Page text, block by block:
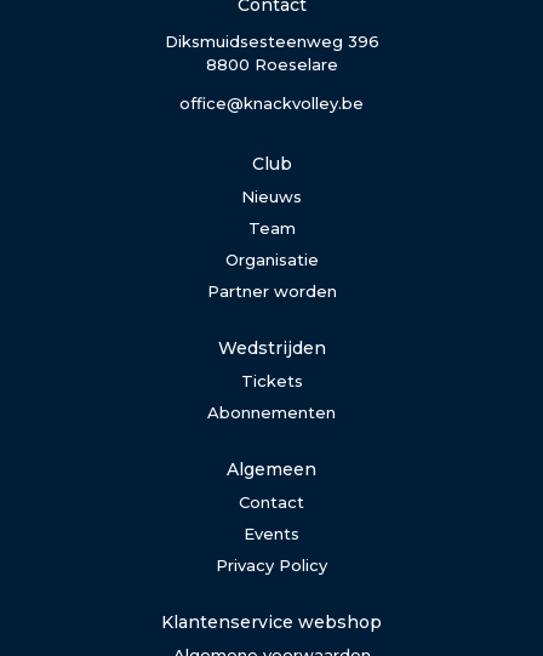
Contact
Diksmuidsesteenweg 396
8800 Roeselare
office@knackvolley.be
Club
Nieuws
Team
Organisatie
Partner worden
Wedstrijden
Tickets
Abonnementen
Algemeen
Contact
Events
Privacy Policy
Klantenservice webshop